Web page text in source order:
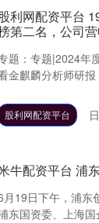
利网配资平台
第二名，公司
题：专题|2024年
金麒麟分析师研
股利网配资平台
牛配资平台 浦
月19日下午，浦东
东国资委、上海